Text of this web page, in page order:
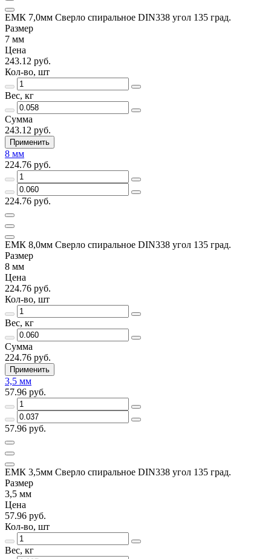
ЕМК 7,0мм Сверло спиральное DIN338 угол 135 град.
Размер
7 мм
Цена
243.12 руб.
Кол-во, шт
Вес, кг
Сумма
243.12 руб.
Применить
8 мм
224.76 руб.
224.76 руб.
ЕМК 8,0мм Сверло спиральное DIN338 угол 135 град.
Размер
8 мм
Цена
224.76 руб.
Кол-во, шт
Вес, кг
Сумма
224.76 руб.
Применить
3,5 мм
57.96 руб.
57.96 руб.
ЕМК 3,5мм Сверло спиральное DIN338 угол 135 град.
Размер
3,5 мм
Цена
57.96 руб.
Кол-во, шт
Вес, кг